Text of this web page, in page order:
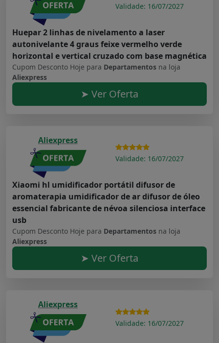
Validade: 16/07/2027
Huepar 2 linhas de nivelamento a laser
autonivelante 4 graus feixe vermelho verde
horizontal e vertical cruzado com base magnética
Cupom Desconto Hoje para Departamentos na loja
Aliexpress
➤ Ver Oferta
Aliexpress
Validade: 16/07/2027
Xiaomi hl umidificador portátil difusor de
aromaterapia umidificador de ar difusor de óleo
essencial fabricante de névoa silenciosa interface
usb
Cupom Desconto Hoje para Departamentos na loja
Aliexpress
➤ Ver Oferta
Aliexpress
Validade: 16/07/2027